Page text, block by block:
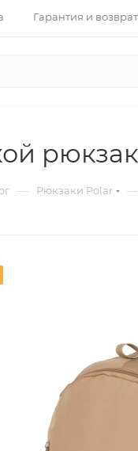
Гарантия и возврат
— Рюкзаки Polar —